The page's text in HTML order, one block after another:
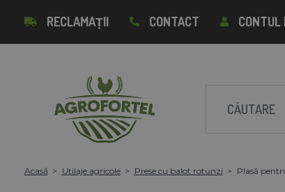
RECLAMAȚII CONTACT CONTUL
Acasă Utilaje agricole Prese cu balot rotunzi Plasă